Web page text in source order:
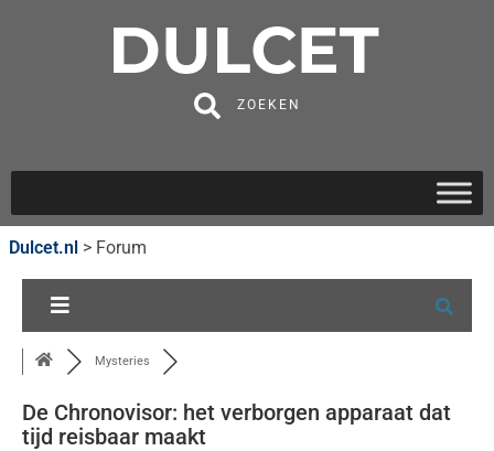
ZOEKEN
Dulcet.nl > Forum
Mysteries
De Chronovisor: het verborgen apparaat dat
tijd reisbaar maakt